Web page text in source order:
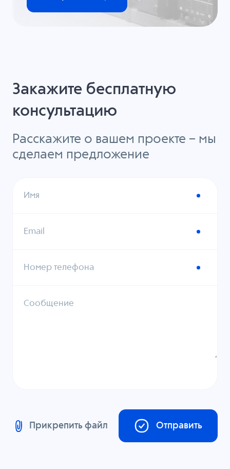
Закажите бесплатную
консультацию
Расскажите о вашем проекте – мы
сделаем предложение
Имя
Email
Номер телефона
Сообщение
Прикрепить файл Отправить